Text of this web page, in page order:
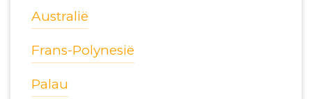
Australië
Frans-Polynesië
Palau